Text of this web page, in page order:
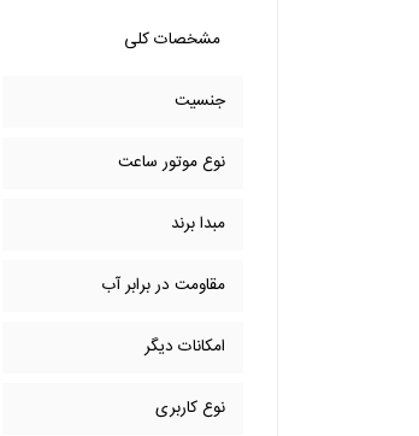
مشخصات کلی
جنسیت
نوع موتور ساعت
مبدا برند
مقاومت در برابر آب
امکانات دیگر
نوع کاربری